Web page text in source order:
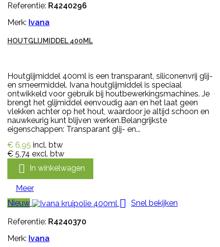
Referentie: R4240296
Merk: Ivana
HOUTGLIJMIDDEL 400ML
Houtglijmiddel 400ml is een transparant, siliconenvrij glij-
en smeermiddel. Ivana houtglijmiddel is speciaal
ontwikkeld voor gebruik bij houtbewerkingsmachines. Je
brengt het glijmiddel eenvoudig aan en het laat geen
vlekken achter op het hout, waardoor je altijd schoon en
nauwkeurig kunt blijven werken.Belangrijkste
eigenschappen: Transparant glij- en...
€ 6,95 incl. btw
€ 5,74 excl. btw
 In winkelwagen
Meer
Nieuw
 Snel bekijken
Referentie: R4240370
Merk: Ivana